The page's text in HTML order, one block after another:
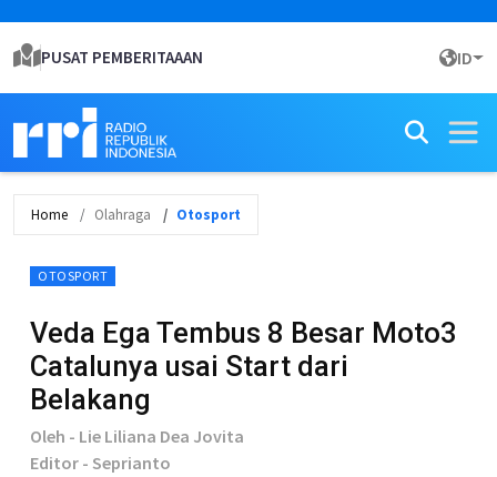
PUSAT PEMBERITAAAN ID
Home Olahraga Otosport
OTOSPORT
Veda Ega Tembus 8 Besar Moto3
Catalunya usai Start dari
Belakang
Oleh - Lie Liliana Dea Jovita
Editor - Seprianto